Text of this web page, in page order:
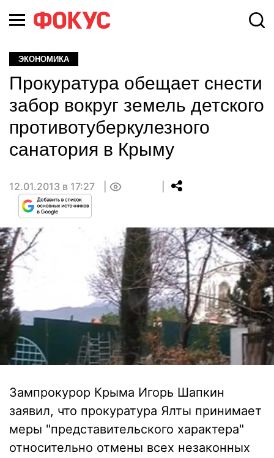
ЭКОНОМИКА
Прокуратура обещает снести
забор вокруг земель детского
противотуберкулезного
санатория в Крыму
12.01.2013 в 17:27
Зампрокурор Крыма Игорь Шапкин
заявил, что прокуратура Ялты принимает
меры "представительского характера"
относительно отмены всех незаконных